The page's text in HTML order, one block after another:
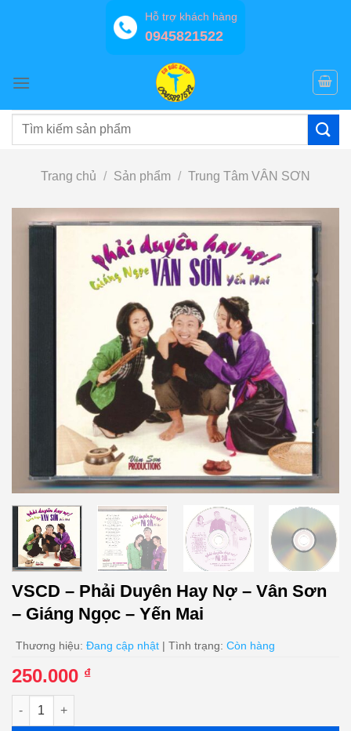
Hỗ trợ khách hàng
0945821522
Tìm
Trang chủ / Sản phẩm / Trung Tâm VÂN SƠN
VSCD – Phải Duyên Hay Nợ – Vân Sơn
– Giáng Ngọc – Yến Mai
Thương hiệu: Đang cập nhật | Tình trạng: Còn hàng
250.000 ₫
VSCD - Phải Duyên Hay Nợ - Vân Sơn - Giáng Ngọc - Yến Mai